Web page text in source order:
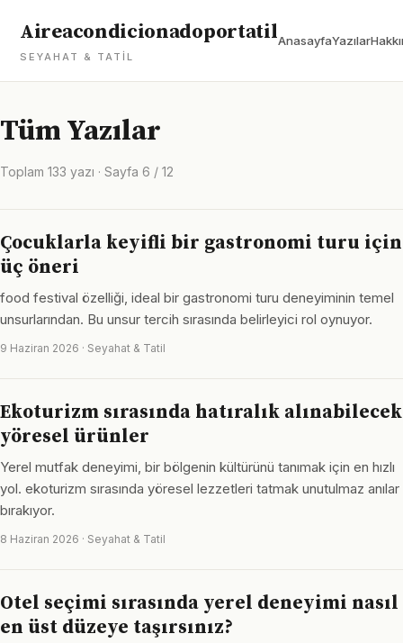
Aireacondicionadoportatil
SEYAHAT & TATIL
AnasayfaYazılar
Tüm Yazılar
Toplam 133 yazı · Sayfa 6 / 12
Çocuklarla keyifli bir gastronomi turu için
üç öneri
food festival özelliği, ideal bir gastronomi turu deneyiminin temel
unsurlarından. Bu unsur tercih sırasında belirleyici rol oynuyor.
9 Haziran 2026 · Seyahat & Tatil
Ekoturizm sırasında hatıralık alınabilecek
yöresel ürünler
Yerel mutfak deneyimi, bir bölgenin kültürünü tanımak için en hızlı
yol. ekoturizm sırasında yöresel lezzetleri tatmak unutulmaz anılar
bırakıyor.
8 Haziran 2026 · Seyahat & Tatil
Otel seçimi sırasında yerel deneyimi nasıl
en üst düzeye taşırsınız?